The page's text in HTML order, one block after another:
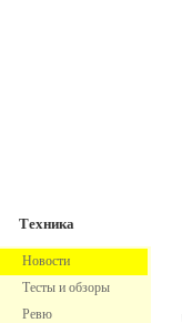
Техника
Новости
Тесты и обзоры
Ревю